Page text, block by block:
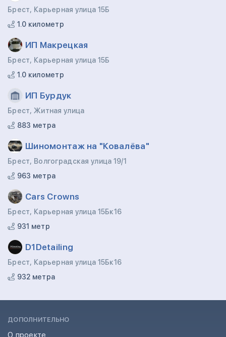
Брест, Карьерная улица 15Б
1.0 километр
ИП Макрецкая
Брест, Карьерная улица 15Б
1.0 километр
ИП Бурдук
Брест, Житная улица
883 метра
Шиномонтаж на "Ковалёва"
Брест, Волгоградская улица 19/1
963 метра
Cars Crowns
Брест, Карьерная улица 15Бк16
931 метр
D1Detailing
Брест, Карьерная улица 15Бк16
932 метра
ДОПОЛНИТЕЛЬНО
О проекте